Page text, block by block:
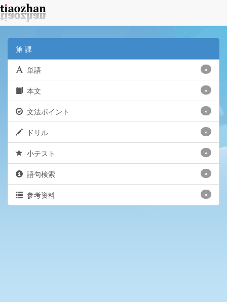
第 課
単語 »
本文 »
文法ポイント »
ドリル »
小テスト »
語句検索 »
参考资料 »